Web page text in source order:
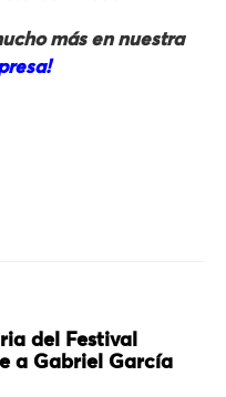
más en nuestra
del Festival
a Gabriel García